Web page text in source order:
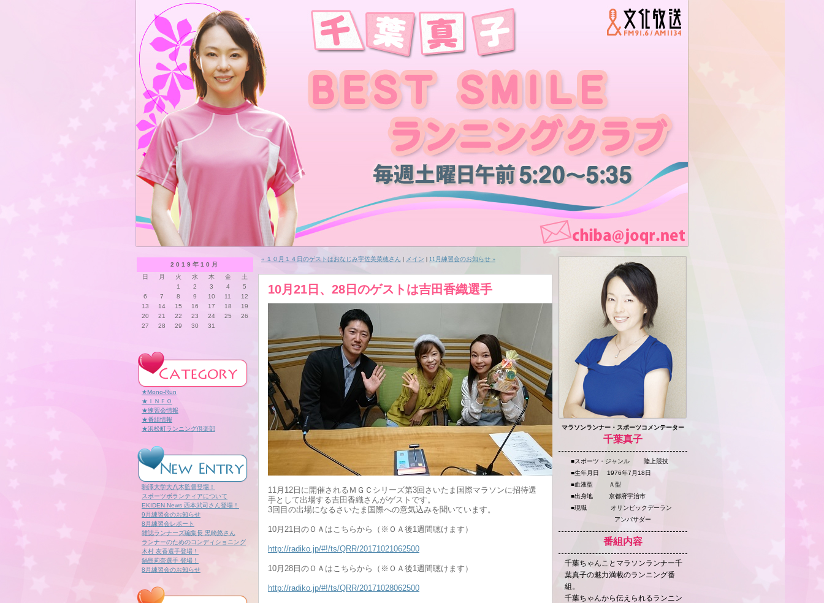
2019年10月
日
月 火 水 木 金
土
1
2 3 4
5
6
7 8 9 10 11
12
13
14 15 16 17 18
19
20
21 22 23 24 25
26
27
28 29 30 31
★Mono-Run
★ＩＮＦＯ
★練習会情報
★番組情報
★浜松町ランニング倶楽部
駒澤大学大八木監督登場！
スポーツボランティアについて
EKIDEN News 西本武司さん登場！
9月練習会のお知らせ
8月練習会レポート
雑誌ランナーズ編集長 黒崎悠さん
ランナーのためのコンディショニング
木村 友香選手登場！
鍋島莉奈選手 登場！
8月練習会のお知らせ
« １０月１４日のゲストはおなじみ宇佐美菜穂さん | メイン | 11月練習会のお知らせ »
10月21日、28日のゲストは吉田香織選手
11月12日に開催されるＭＧＣシリーズ第3回さいたま国際マラソンに招待選
手として出場する吉田香織さんがゲストです。
3回目の出場になるさいたま国際への意気込みを聞いています。
10月21日のＯＡはこちらから（※ＯＡ後1週間聴けます）
http://radiko.jp/#!/ts/QRR/20171021062500
10月28日のＯＡはこちらから（※ＯＡ後1週間聴けます）
http://radiko.jp/#!/ts/QRR/20171028062500
マラソンランナー・スポーツコメンテーター
千葉真子
■スポーツ・ジャンル 陸上競技
■生年月日 1976年7月18日
■血液型 Ａ型
■出身地 京都府宇治市
■現職 オリンピックデーラン
アンバサダー
番組内容
千葉ちゃんことマラソンランナー千
葉真子の魅力満載のランニング番
組。
千葉ちゃんから伝えられるランニン